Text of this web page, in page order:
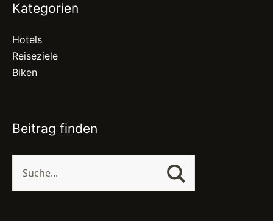
Kategorien
Hotels
Reiseziele
Biken
Beitrag finden